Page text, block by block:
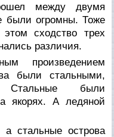
между двумя
были огромны. Тоже
сходство трех
различия.
произведением
были стальными,
Стальные были
якорях. А ледяной
стальные острова